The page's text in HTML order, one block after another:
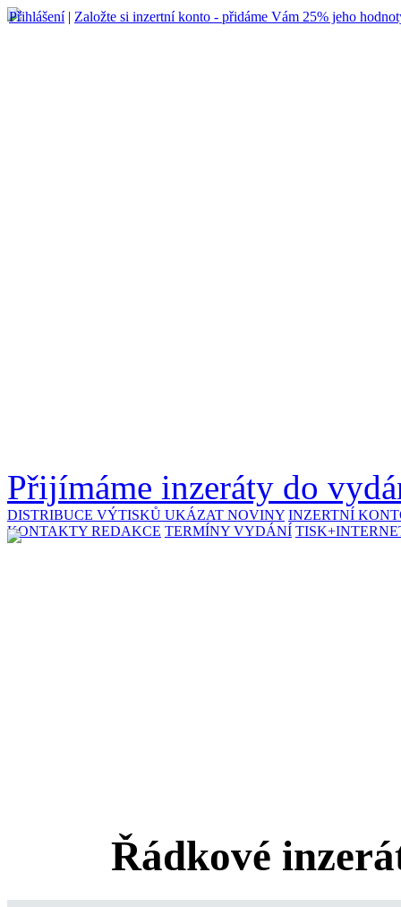
Přihlášení| Založte si inzertní konto - přidáme Vám 25% jeho
Přijímáme inzeráty do
DISTRIBUCE VÝTISKŮ UKÁZAT NOVINY INZERTNÍ
KONTAKTY REDAKCE TERMÍNY VYDÁNÍ
Řádkové